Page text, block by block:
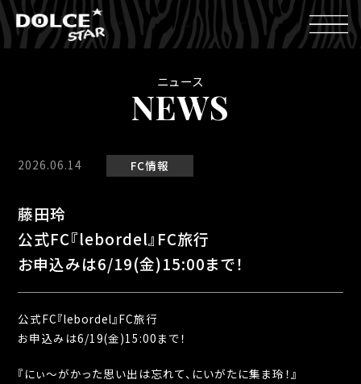
ニュース
NEWS
2026.06.14 FC情報
藤田玲
公式FC『lebordel』FC旅行
お申込みは6/19(金)15:00まで！
公式FC『lebordel』FC旅行
お申込みは6/19(金)15:00まで！
『にぃ〜がかった思い出は忘れて、にいがたに集ま玲！』